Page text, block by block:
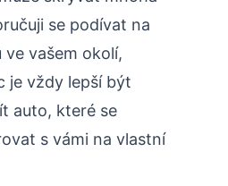
se podívat na
vašem okolí,
je vždy lepší být
auto, které se
s vámi na vlastní